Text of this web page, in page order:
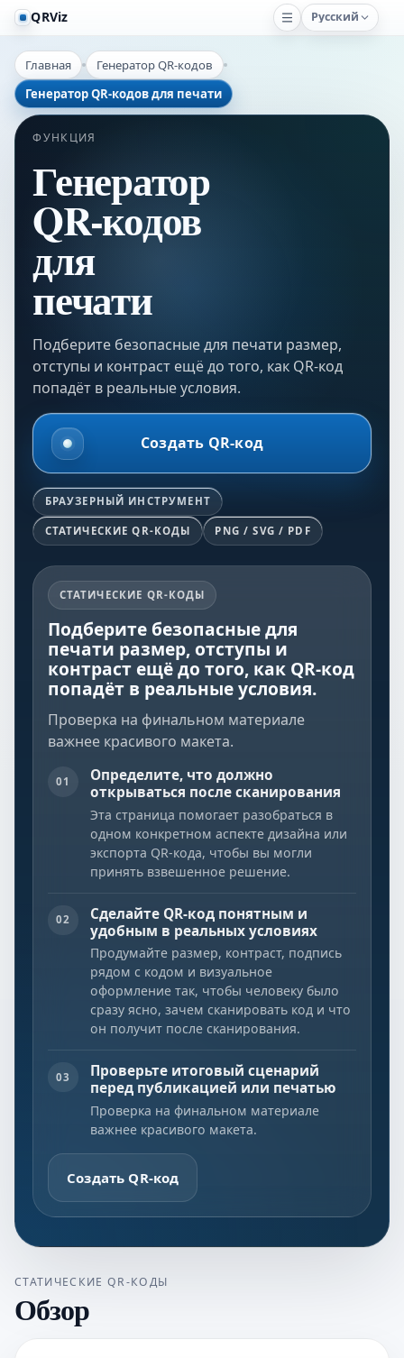
QRViz Русский
Главная
Генератор QR-кодов
Генератор QR-кодов для печати
ФУНКЦИЯ
Генератор
QR-кодов
для
печати
Подберите безопасные для печати размер,
отступы и контраст ещё до того, как QR-код
попадёт в реальные условия.
Создать QR-код
БРАУЗЕРНЫЙ ИНСТРУМЕНТ
СТАТИЧЕСКИЕ QR-КОДЫ PNG / SVG / PDF
СТАТИЧЕСКИЕ QR-КОДЫ
Подберите безопасные для
печати размер, отступы и
контраст ещё до того, как QR-код
попадёт в реальные условия.
Проверка на финальном материале
важнее красивого макета.
01
Определите, что должно
открываться после сканирования
Эта страница помогает разобраться в
одном конкретном аспекте дизайна или
экспорта QR-кода, чтобы вы могли
принять взвешенное решение.
02
Сделайте QR-код понятным и
удобным в реальных условиях
Продумайте размер, контраст, подпись
рядом с кодом и визуальное
оформление так, чтобы человеку было
сразу ясно, зачем сканировать код и что
он получит после сканирования.
03
Проверьте итоговый сценарий
перед публикацией или печатью
Проверка на финальном материале
важнее красивого макета.
Создать QR-код
СТАТИЧЕСКИЕ QR-КОДЫ
Обзор